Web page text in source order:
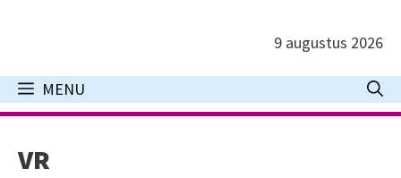
inhoud
9 augustus 2026
MENU
VR